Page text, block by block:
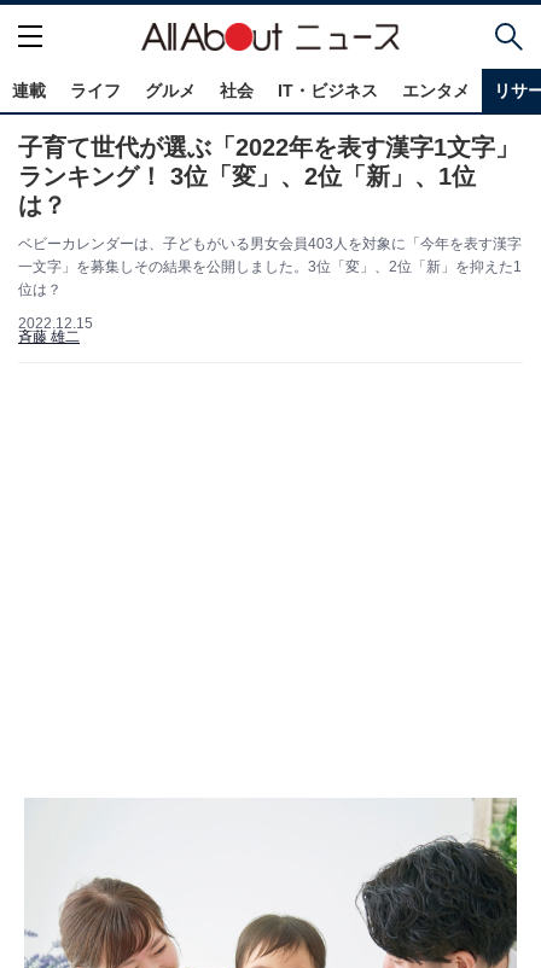
連載 ライフ グルメ 社会 IT・ビジネス エンタメ リサ
子育て世代が選ぶ「2022年を表す漢字1文字」
ランキング！ 3位「変」、2位「新」、1位
は？
ベビーカレンダーは、子どもがいる男女会員403人を対象に「今年を表す漢字
一文字」を募集しその結果を公開しました。3位「変」、2位「新」を抑えた1
位は？
2022.12.15
斉藤 雄二